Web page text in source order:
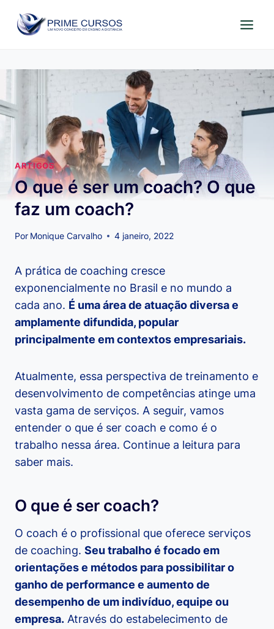
para
ARTIGOS
O que é ser um coach? O que
faz um coach?
Por Monique Carvalho 4 janeiro, 2022
A prática de coaching cresce
exponencialmente no Brasil e no mundo a
cada ano. É uma área de atuação diversa e
amplamente difundida, popular
principalmente em contextos empresariais.
Atualmente, essa perspectiva de treinamento e
desenvolvimento de competências atinge uma
vasta gama de serviços. A seguir, vamos
entender o que é ser coach e como é o
trabalho nessa área. Continue a leitura para
saber mais.
O que é ser coach?
O coach é o profissional que oferece serviços
de coaching. Seu trabalho é focado em
orientações e métodos para possibilitar o
ganho de performance e aumento de
desempenho de um indivíduo, equipe ou
empresa. Através do estabelecimento de